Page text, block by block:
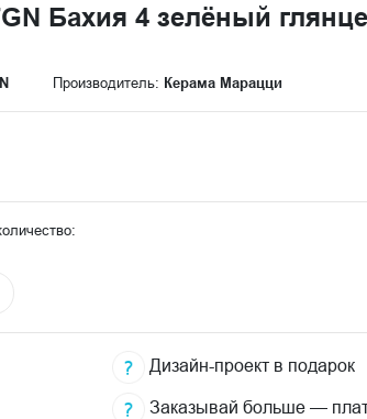
Бахия 4 зелёный
Производитель: Керама Марацци
Дизайн-проект в подарок
Заказывай больше —